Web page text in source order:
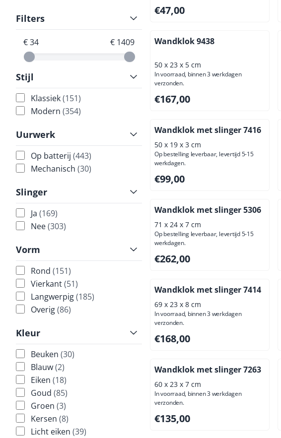
Filters
€ 34 € 1409
Stijl
Klassiek(151)
Modern (354)
Uurwerk
Op batterij (443)
Mechanisch (30)
Slinger
Ja (169)
Nee(303)
Vorm
Rond (151)
Vierkant(51)
Langwerpig(185)
Overig(86)
Kleur
Beuken (30)
Blauw(2)
Eiken (18)
Goud (85)
Groen (3)
Kersen (8)
Licht eiken (39)
Prijs: 47,00, exclusief btw: 38,84
€47,00
Wandklok 9438
50 x 23 x 5 cm
In voorraad, binnen 3 werkdagen
verzonden.
Prijs: 167,00, exclusief btw: 138,02
€167,00
Wandklok met slinger 7416
50 x 19 x 3 cm
Op bestelling leverbaar, levertijd 5-15
werkdagen.
Prijs: 99,00, exclusief btw: 81,82
€99,00
Wandklok met slinger 5306
71 x 24 x 7 cm
Op bestelling leverbaar, levertijd 5-15
werkdagen.
Prijs: 262,00, exclusief btw: 216,53
€262,00
Wandklok met slinger 7414
69 x 23 x 8 cm
In voorraad, binnen 3 werkdagen
verzonden.
Prijs: 168,00, exclusief btw: 138,84
€168,00
Wandklok met slinger 7263
60 x 23 x 7 cm
In voorraad, binnen 3 werkdagen
verzonden.
Prijs: 135,00, exclusief btw: 111,57
€135,00